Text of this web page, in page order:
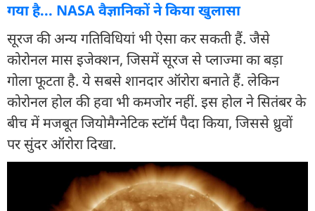
गया है... NASA वैज्ञानिकों ने किया खुलासा
सूरज की अन्य गतिविधियां भी ऐसा कर सकती हैं. जैसे
कोरोनल मास इजेक्शन, जिसमें सूरज से प्लाज्मा का बड़ा
गोला फूटता है. ये सबसे शानदार ऑरोरा बनाते हैं. लेकिन
कोरोनल होल की हवा भी कमजोर नहीं. इस होल ने सितंबर के
बीच में मजबूत जियोमैग्नेटिक स्टॉर्म पैदा किया, जिससे ध्रुवों
पर सुंदर ऑरोरा दिखा.